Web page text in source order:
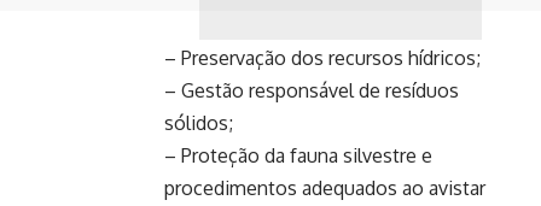
– Preservação dos recursos hídricos;
– Gestão responsável de resíduos
sólidos;
– Proteção da fauna silvestre e
procedimentos adequados ao avistar